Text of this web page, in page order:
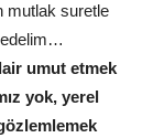
mutlak suretle
edelim…
umut etmek
yok, yerel